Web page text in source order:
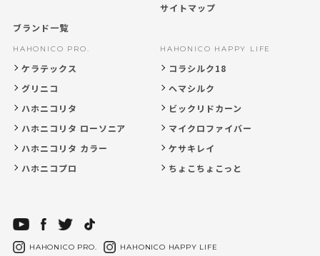
ブランド一覧
HAHONICO PRO.
ケラテックス
グリニコ
ハホニコリタ
ハホニコリタ ローソニア
ハホニコリタ カラー
ハホニコプロ
HAHONICO HAPPY LIFE
コラシルク18
ヘマシルク
ビックリドカーン
マイクロファイバー
ケサキレイ
ちょこちょこっと
サイトマップ
HAHONICO PRO. HAHONICO HAPPY LIFE